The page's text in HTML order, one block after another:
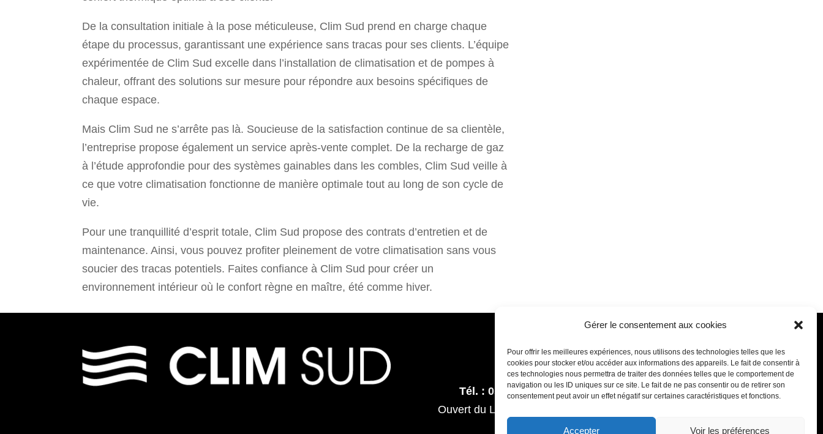
Gérer le consentement aux cookies
Pour offrir les meilleures expériences, nous utilisons des technologies telles que les
cookies pour stocker et/ou accéder aux informations des appareils. Le fait de consentir à
ces technologies nous permettra de traiter des données telles que le comportement de
navigation ou les ID uniques sur ce site. Le fait de ne pas consentir ou de retirer son
consentement peut avoir un effet négatif sur certaines caractéristiques et fonctions.
Accepter Voir les préférences
De la consultation initiale à la pose méticuleuse, Clim Sud prend en charge chaque
étape du processus, garantissant une expérience sans tracas pour ses clients. L’équipe
expérimentée de Clim Sud excelle dans l’installation de climatisation et de pompes à
chaleur, offrant des solutions sur mesure pour répondre aux besoins spécifiques de
chaque espace.
Mais Clim Sud ne s’arrête pas là. Soucieuse de la satisfaction continue de sa clientèle,
l’entreprise propose également un service après-vente complet. De la recharge de gaz
à l’étude approfondie pour des systèmes gainables dans les combles, Clim Sud veille à
ce que votre climatisation fonctionne de manière optimale tout au long de son cycle de
vie.
Pour une tranquillité d’esprit totale, Clim Sud propose des contrats d’entretien et de
maintenance. Ainsi, vous pouvez profiter pleinement de votre climatisation sans vous
soucier des tracas potentiels. Faites confiance à Clim Sud pour créer un
environnement intérieur où le confort règne en maître, été comme hiver.
31170 Tournefeuille
Tél. : 05 61 73 97 11 – Mail : contact@clim-sud.fr
Ouvert du Lundi au vendredi de 8h30 à 12h30 et de 14h00 à
17h30